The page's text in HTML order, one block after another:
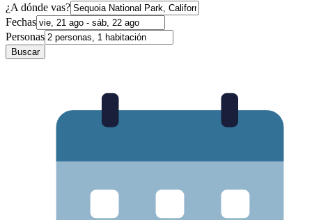
¿A dónde vas?
Fechas
Personas
Buscar